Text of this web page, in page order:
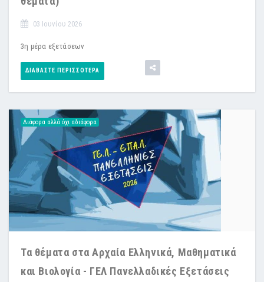
03 Ιουνίου 2026
3η μέρα εξετάσεων
ΔΙΑΒΆΣΤΕ ΠΕΡΙΣΣΌΤΕΡΑ
Διάφορα αλλά όχι αδιάφορα
Τα θέματα στα Αρχαία Ελληνικά, Μαθηματικά
και Βιολογία - ΓΕΛ Πανελλαδικές Εξετάσεις